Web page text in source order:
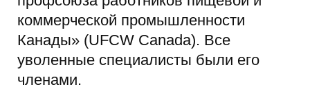
коммерческой промышленности
Канады» (UFCW Canada). Все
уволенные специалисты были его
членами.